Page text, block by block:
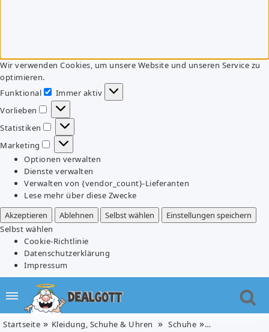
Wir verwenden Cookies, um unsere Website und unseren Service zu
optimieren.
Funktional
Funktional
Immer aktiv
Vorlieben
Vorlieben
Statistiken
Statistiken
Marketing
Marketing
Optionen verwalten
Dienste verwalten
Verwalten von {vendor_count}-Lieferanten
Lese mehr über diese Zwecke
Akzeptieren
Ablehnen Selbst wählen
Einstellungen speichern
Selbst wählen
Cookie-Richtlinie
Datenschutzerklärung
Impressum
Startseite Kleidung, Schuhe & Uhren Schuhe BUFFALO